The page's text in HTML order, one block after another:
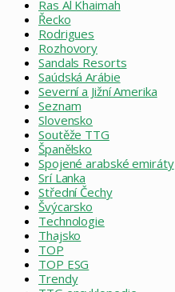
Ras Al Khaimah
Řecko
Rodrigues
Rozhovory
Sandals Resorts
Saúdská Arábie
Severní a Jižní Amerika
Seznam
Slovensko
Soutěže TTG
Španělsko
Spojené arabské emiráty
Srí Lanka
Střední Čechy
Švýcarsko
Technologie
Thajsko
TOP
TOP ESG
Trendy